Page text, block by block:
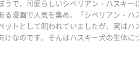
うで、可愛らしいシベリアン・ハスキー
る漫画で人気を集め、「シベリアン・ハ
ットとして飼われていましたが、実はハ
けなのです。そんはハスキー犬の生体に